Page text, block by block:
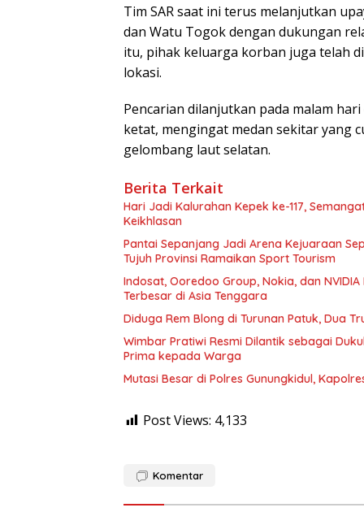
Tim SAR saat ini terus melanjutkan
dan Watu Togok dengan dukungan
itu, pihak keluarga korban juga telah
lokasi.
Pencarian dilanjutkan pada malam
ketat, mengingat medan sekitar yang
gelombang laut selatan.
Berita Terkait
Hari Jadi Kalurahan Kepek ke-117,
Keikhlasan
Pantai Sepanjang Jadi Arena Kejuaraan
Tujuh Provinsi Ramaikan Sport Tourism
Indosat, Ooredoo Group, Nokia, dan
Terbesar di Asia Tenggara
Diduga Rem Blong di Turunan Patuk, Dua
Wimbar Pratiwi Resmi Dilantik sebagai
Prima kepada Warga
Mutasi Besar di Polres Gunungkidul,
Post Views: 4,133
Komentar